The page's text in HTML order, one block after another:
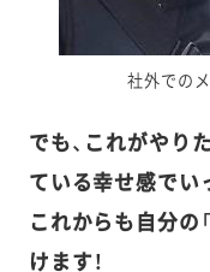
社外での
でも、これがやり
ている幸せ感でい
これからも自分の
けます！